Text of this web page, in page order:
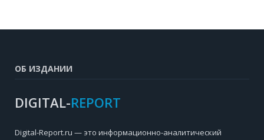
ОБ ИЗДАНИИ
DIGITAL-REPORT
Digital-Report.ru — это информационно-аналитический